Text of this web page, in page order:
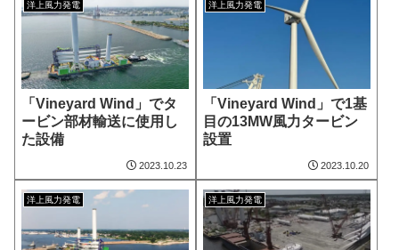
洋上風力発電
「Vineyard Wind」でタ
ービン部材輸送に使用し
た設備
2023.10.23
洋上風力発電
「Vineyard Wind」で1基
目の13MW風力タービン
設置
2023.10.20
洋上風力発電 洋上風力発電